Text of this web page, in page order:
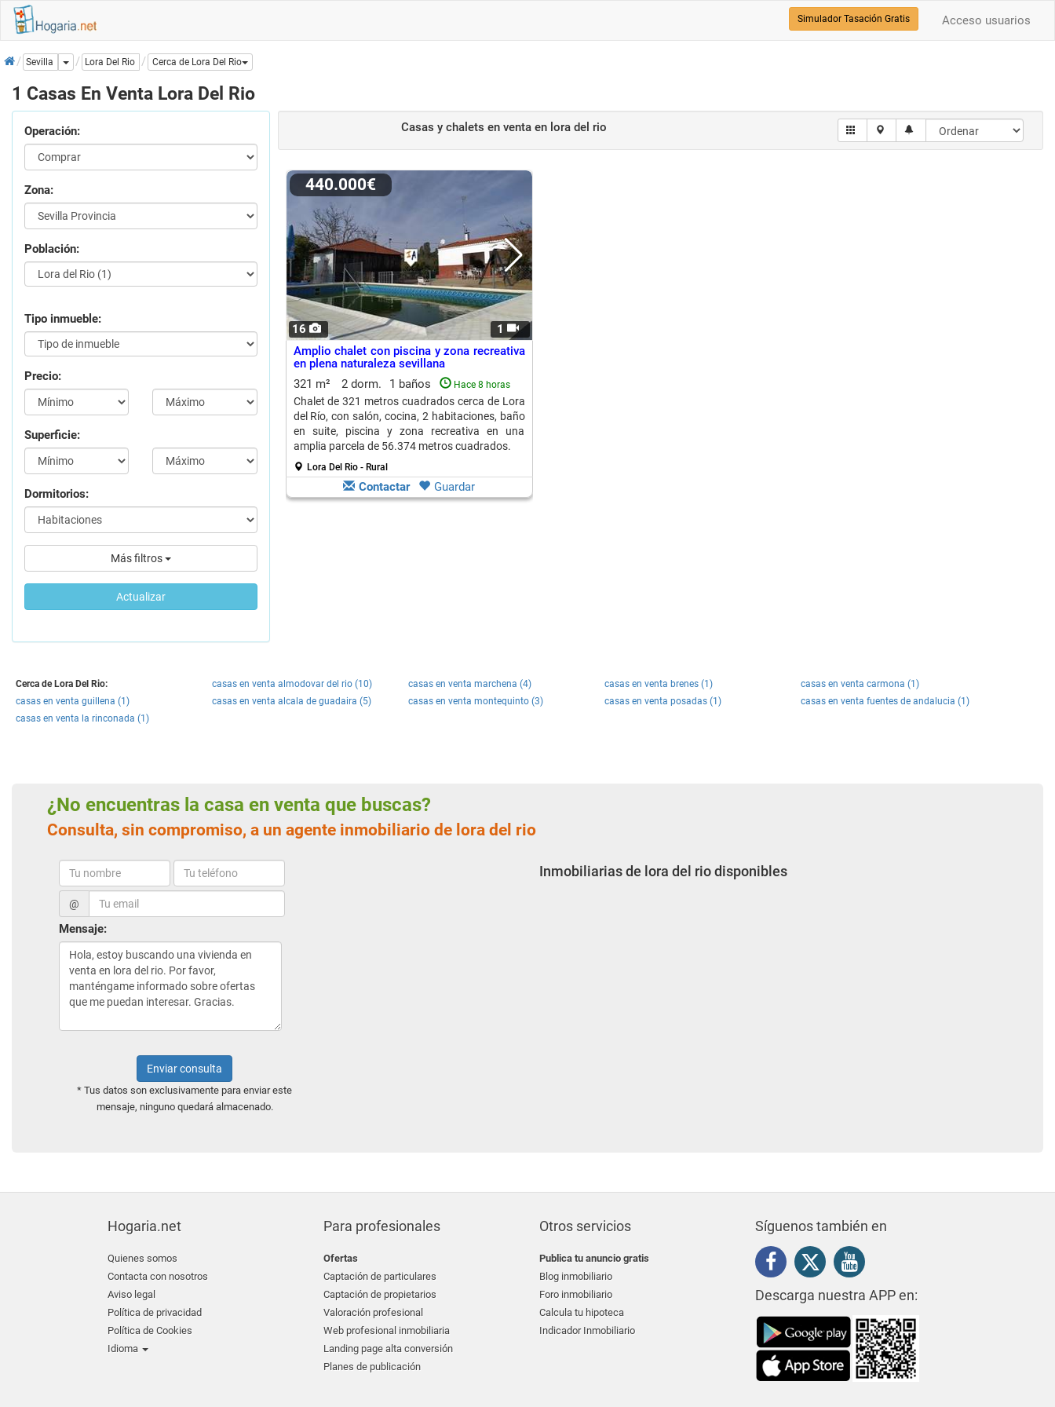
Acceso usuarios
Simulador Tasación Gratis
InicioSevilla Dropdown
Lora Del Rio Cerca de Lora Del Rio
1 Casas En Venta Lora Del Rio
Operación:
Zona:
Población:
Tipo inmueble:
Precio:
Superficie:
Dormitorios:
Más filtros
Actualizar
Casas y chalets en venta en lora del rio
16 1
440.000€
Amplio chalet con piscina y zona recreativa
en plena naturaleza sevillana
321 m²
2 dorm. 1 baños Hace 8 horas
Chalet de 321 metros cuadrados cerca de Lora
del Río, con salón, cocina, 2 habitaciones, baño
en suite, piscina y zona recreativa en una
amplia parcela de 56.374 metros cuadrados.
Lora Del Rio - Rural
Contactar Guardar
Cerca de Lora Del Rio: casas en venta almodovar del rio (10) casas en venta marchena (4) casas en venta brenes (1)
casas en venta carmona (1)
casas en venta guillena (1)
casas en venta alcala de guadaira (5) casas en venta montequinto (3) casas en venta posadas (1)
casas en venta fuentes de andalucia (1)
casas en venta la rinconada (1)
¿No encuentras la casa en venta que buscas?
Consulta, sin compromiso, a un agente inmobiliario de lora del rio
@
Mensaje:
Enviar consulta
* Tus datos son exclusivamente para enviar este
mensaje, ninguno quedará almacenado.
Inmobiliarias de lora del rio disponibles
Hogaria.net
Quienes somos
Contacta con nosotros
Aviso legal
Política de privacidad
Política de Cookies
Idioma
Para profesionales
Ofertas
Captación de particulares
Captación de propietarios
Valoración profesional
Web profesional inmobiliaria
Landing page alta conversión
Planes de publicación
Otros servicios
Publica tu anuncio gratis
Blog inmobiliario
Foro inmobiliario
Calcula tu hipoteca
Indicador Inmobiliario
Síguenos también en
Descarga nuestra APP en: